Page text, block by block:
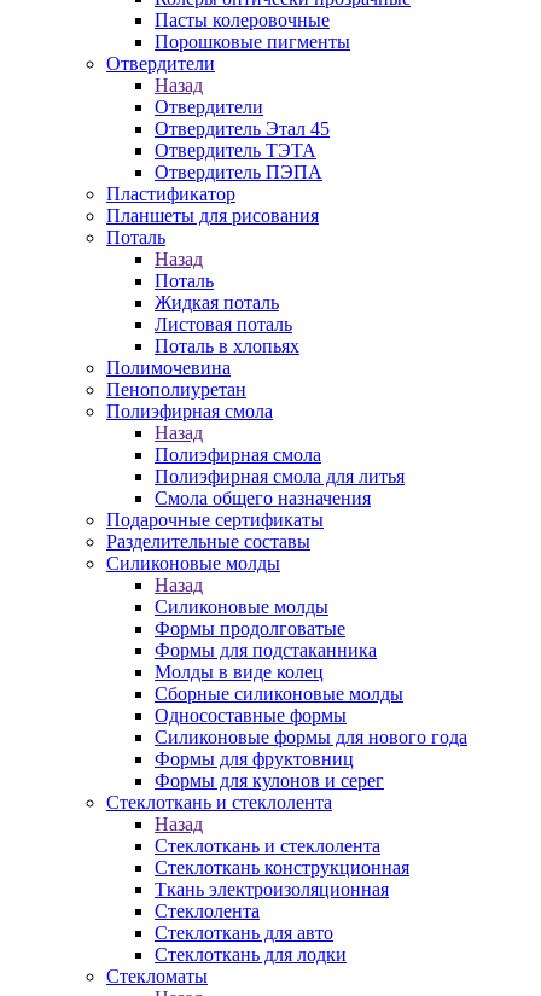
Пасты колеровочные
Порошковые пигменты
Отвердители
Назад
Отвердители
Отвердитель Этал 45
Отвердитель ТЭТА
Отвердитель ПЭПА
Пластификатор
Планшеты для рисования
Поталь
Назад
Поталь
Жидкая поталь
Листовая поталь
Поталь в хлопьях
Полимочевина
Пенополиуретан
Полиэфирная смола
Назад
Полиэфирная смола
Полиэфирная смола для литья
Смола общего назначения
Подарочные сертификаты
Разделительные составы
Силиконовые молды
Назад
Силиконовые молды
Формы продолговатые
Формы для подстаканника
Молды в виде колец
Сборные силиконовые молды
Односоставные формы
Силиконовые формы для нового года
Формы для фруктовниц
Формы для кулонов и серег
Стеклоткань и стеклолента
Назад
Стеклоткань и стеклолента
Стеклоткань конструкционная
Ткань электроизоляционная
Стеклолента
Стеклоткань для авто
Стеклоткань для лодки
Стекломаты